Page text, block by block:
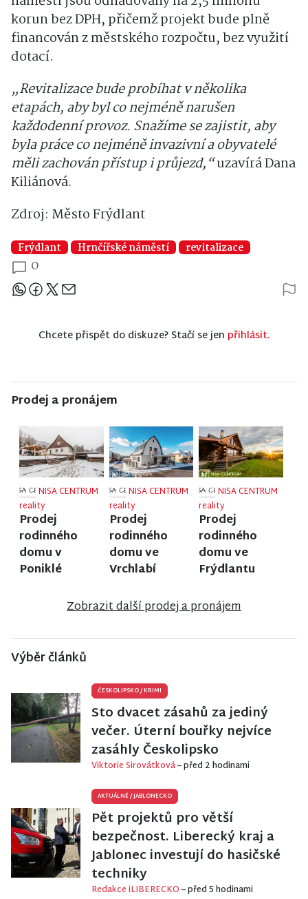
korun bez DPH, přičemž projekt bude plně
financován z městského rozpočtu, bez využití
dotací.
„Revitalizace bude probíhat v několika
etapách, aby byl co nejméně narušen
každodenní provoz. Snažíme se zajistit, aby
byla práce co nejméně invazivní a obyvatelé
měli zachován přístup i průjezd,“uzavírá Dana
Kiliánová.
Zdroj: Město Frýdlant
Frýdlant Hrnčířské náměstí revitalizace
0
Sdílejte článek
Chcete přispět do diskuze? Stačí se jen přihlásit.
Prodej a pronájem
NISA CENTRUM
reality
Prodej
rodinného
domu v
Poniklé
NISA CENTRUM
reality
Prodej
rodinného
domu ve
Vrchlabí
NISA CENTRUM
reality
Prodej
rodinného
domu ve
Frýdlantu
Zobrazit další prodej a pronájem
Výběr článků
ČESKOLIPSKO/KRIMI
Sto dvacet zásahů za jediný
večer. Úterní bouřky nejvíce
zasáhly Českolipsko
Viktorie Sirovátková– před 2 hodinami
AKTUÁLNĚ/JABLONECKO
Pět projektů pro větší
bezpečnost. Liberecký kraj a
Jablonec investují do hasičské
techniky
Redakce iLIBERECKO– před 5 hodinami